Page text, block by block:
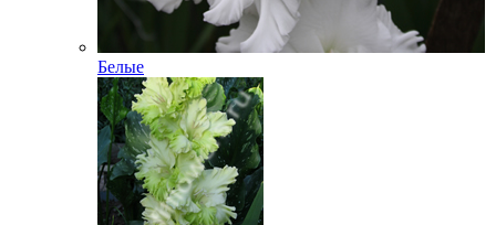
Белые